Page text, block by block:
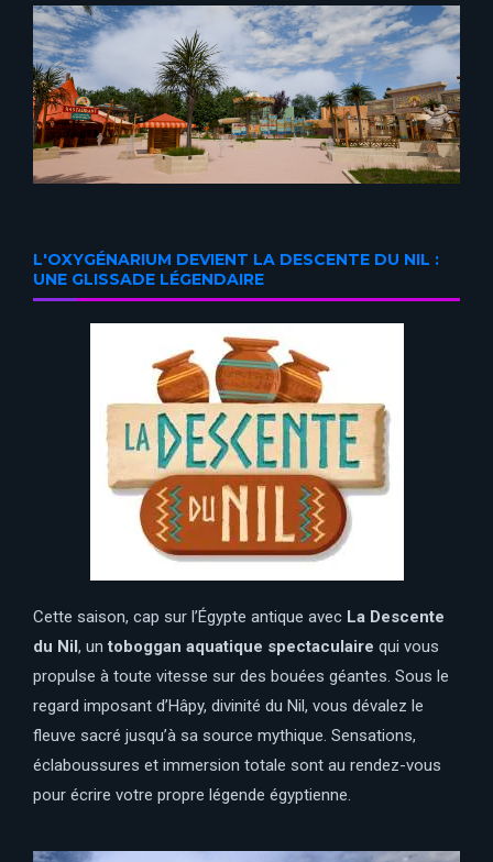
L'OXYGÉNARIUM DEVIENT LA DESCENTE DU NIL :
UNE GLISSADE LÉGENDAIRE
Cette saison, cap sur l’Égypte antique avec La Descente
du Nil , untoboggan aquatique spectaculaire qui vous
propulse à toute vitesse sur des bouées géantes. Sous le
regard imposant d’Hâpy, divinité du Nil, vous dévalez le
fleuve sacré jusqu’à sa source mythique. Sensations,
éclaboussures et immersion totale sont au rendez-vous
pour écrire votre propre légende égyptienne.